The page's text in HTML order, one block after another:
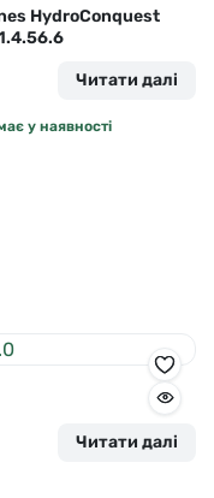
HydroConquest
Читати далі
у наявності
Читати далі